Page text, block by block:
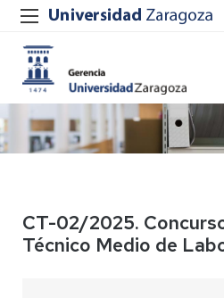
CT-02/2025.
Técnico Medio de